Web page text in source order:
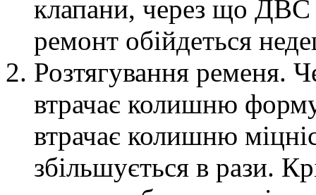
клапани, через що ДВС
ремонт обійдеться
Розтягування ременя.
втрачає колишню
втрачає колишню
збільшується в рази.